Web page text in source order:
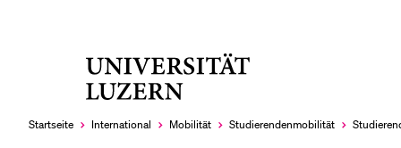
Startseite International Mobilität Studierendenmobilität
LETZTE SUCHEN